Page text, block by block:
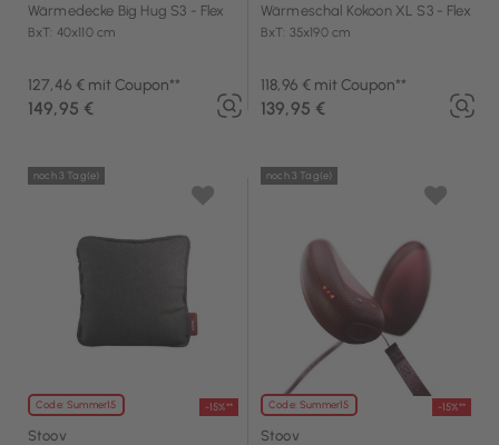
Wärmedecke Big Hug S3 - Flex
BxT: 40x110 cm
127,46 € mit Coupon**
149,95 €
Wärmeschal Kokoon XL S3 - Flex
BxT: 35x190 cm
118,96 € mit Coupon**
139,95 €
Code: Summer15 -15%**
noch 3 Tag(e)
Stoov
Code: Summer15 -15%**
noch 3 Tag(e)
Stoov